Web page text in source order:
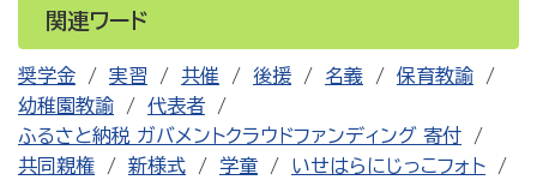
関連ワード
奨学金 実習 共催 後援 名義
保育教諭
幼稚園教諭
代表者
ふるさと納税 ガバメントクラウドファンディング 寄付
共同親権
新様式 学童
いせはらにじっこフォト